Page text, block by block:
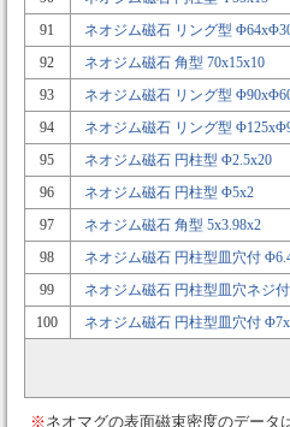
91
ネオジム磁石 リング型
92
ネオジム磁石 角型 70x15x10
93
ネオジム磁石 リング型
94
ネオジム磁石 リング型
95
ネオジム磁石 円柱型 Φ2.5x20
96
ネオジム磁石 円柱型 Φ5x2
97
ネオジム磁石 角型 5x3.98x2
98
ネオジム磁石 円柱型皿穴付
99
ネオジム磁石 円柱型皿穴ネジ
100
ネオジム磁石 円柱型皿穴付
※ ネオマグの表面磁束密度のデータ